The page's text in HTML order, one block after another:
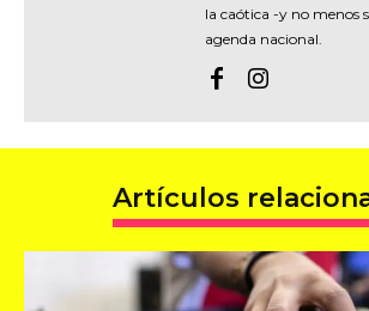
la caótica -y no menos
agenda nacional.
Artículos